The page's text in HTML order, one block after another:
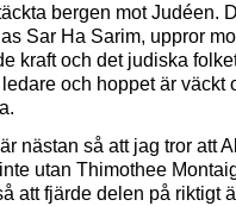
bergen mot Judéen.
Sar Ha Sarim, uppror
kraft och det judiska
och hoppet är väckt
nästan så att jag tror att
utan Thimothee
att fjärde delen på riktigt